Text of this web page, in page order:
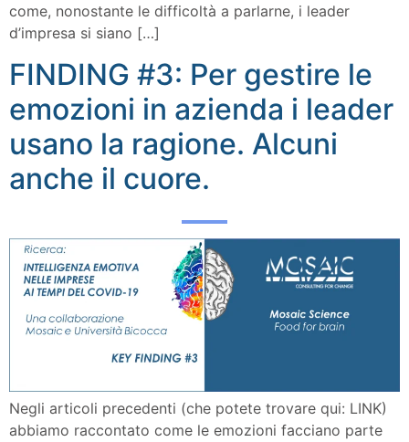
come, nonostante le difficoltà a parlarne, i leader
d’impresa si siano […]
FINDING #3: Per gestire le
emozioni in azienda i leader
usano la ragione. Alcuni
anche il cuore.
Negli articoli precedenti (che potete trovare qui: LINK)
abbiamo raccontato come le emozioni facciano parte